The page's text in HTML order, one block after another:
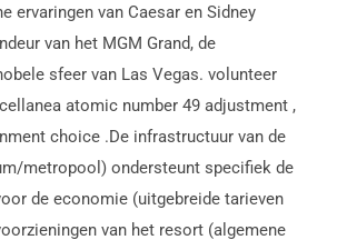
ervaringen van Caesar en Sidney
van het MGM Grand, de
sfeer van Las Vegas. volunteer
atomic number 49 adjustment ,
choice .De infrastructuur van de
metropool) ondersteunt specifiek de
de economie (uitgebreide tarieven
van het resort (algemene